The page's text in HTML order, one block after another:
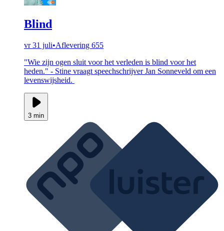
Blind
vr 31 juli•Aflevering 655
"Wie zijn ogen sluit voor het verleden is blind voor het
heden." - Stine vraagt speechschrijver Jan Sonneveld om een
levenswijsheid.
3 min